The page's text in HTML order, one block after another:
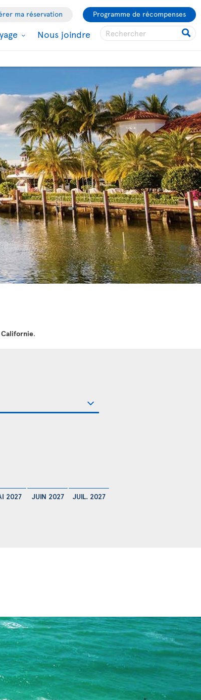
ma réservation Programme de récompenses
Nous joindre
Californie.
2027 JUIN 2027 JUIL. 2027